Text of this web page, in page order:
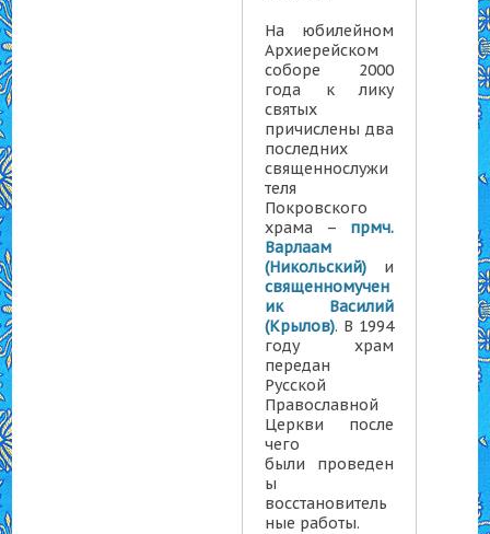
На юбилейном
Архиерейском
соборе 2000
года к лику
святых
причислены два
последних
священнослужи
теля
Покровского
храма –
прмч.
Варлаам
(Никольский) и
священномучен
ик Василий
(Крылов). В 1994
году храм
передан
Русской
Православной
Церкви после
чего
были проведен
ы
восстановитель
ные работы.